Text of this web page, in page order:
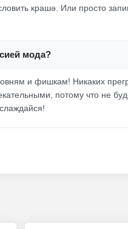
крашә. Или просто
мода?
и фишкам! Никаких
потому что не